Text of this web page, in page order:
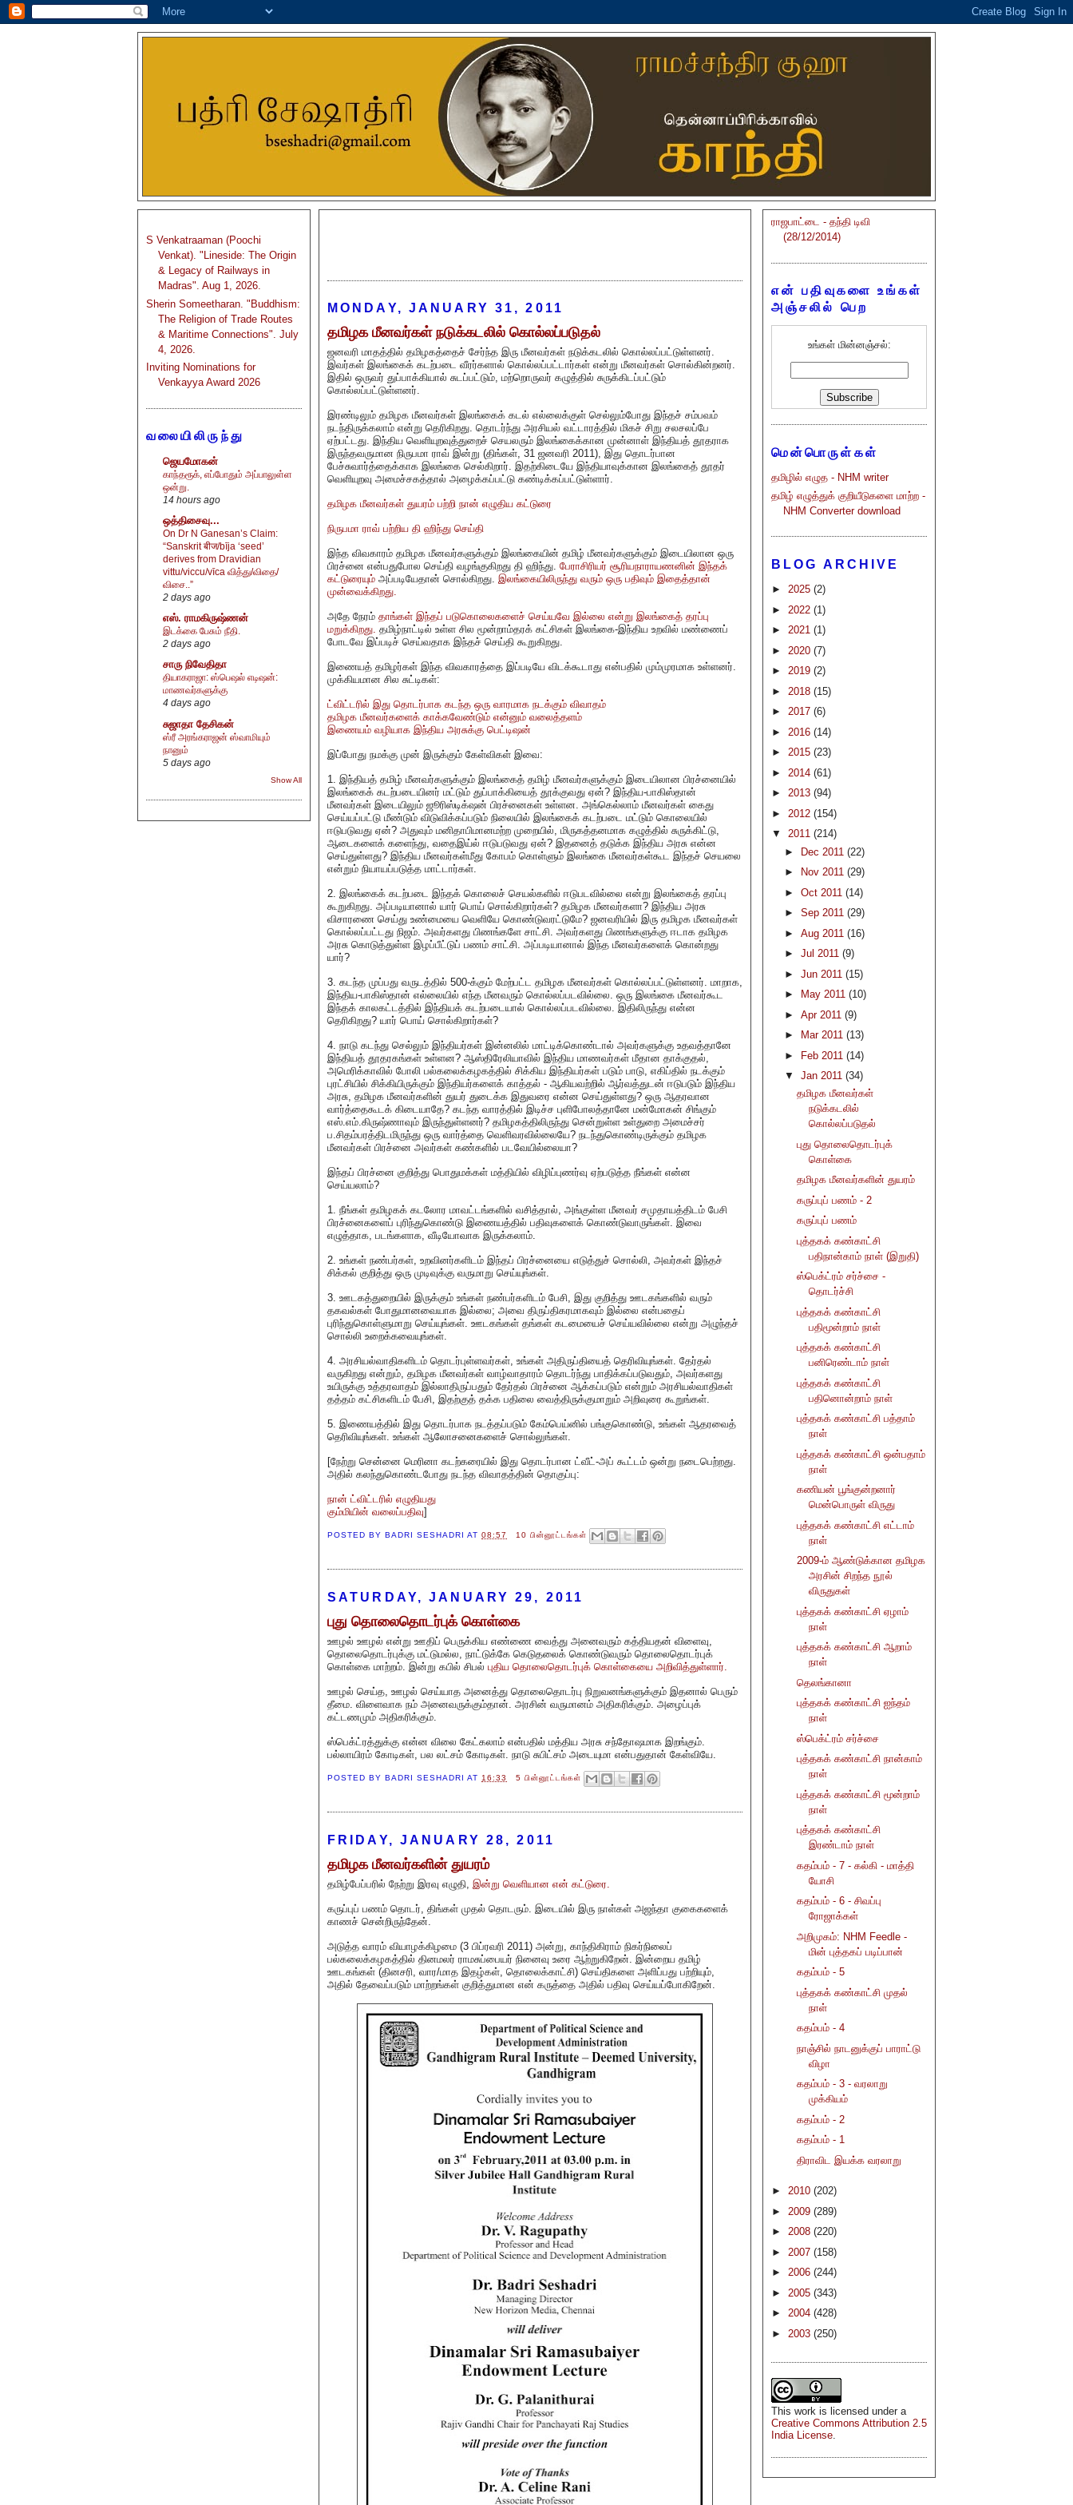
S Venkatraaman (Poochi
Venkat). "Lineside: The Origin
& Legacy of Railways in
Madras". Aug 1, 2026.
Sherin Someetharan. "Buddhism:
The Religion of Trade Routes
& Maritime Connections". July
4, 2026.
Inviting Nominations for
Venkayya Award 2026
வலையிலிருந்து
ஜெயமோகன்
காந்தரூக், எப்போதும் அப்பாலுள்ள
ஒன்று.
14 hours ago
ஒத்திசைவு...
On Dr N Ganesan’s Claim:
“Sanskrit बीज/bīja ‘seed’
derives from Dravidian
vittu/viccu/vīca வித்து/விதை/
விசை..”
2 days ago
எஸ். ராமகிருஷ்ணன்
இடக்கை பேசும் நீதி.
2 days ago
சாரு நிவேதிதா
தியாகராஜா: ஸ்பெஷல் எடிஷன்:
மாணவர்களுக்கு
4 days ago
சுஜாதா தேசிகன்
ஸ்ரீ அரங்கராஜன் ஸ்வாமியும்
நானும்
5 days ago
Show All
MONDAY, JANUARY 31, 2011
தமிழக மீனவர்கள் நடுக்கடலில் கொல்லப்படுதல்
ஜனவரி மாதத்தில் தமிழகத்தைச் சேர்ந்த இரு மீனவர்கள் நடுக்கடலில் கொல்லப்பட்டுள்ளனர்.
இவர்கள் இலங்கைக் கடற்படை வீரர்களால் கொல்லப்பட்டார்கள் என்று மீனவர்கள் சொல்கின்றனர்.
இதில் ஒருவர் துப்பாக்கியால் சுடப்பட்டும், மற்றொருவர் கழுத்தில் சுருக்கிடப்பட்டும்
கொல்லப்பட்டுள்ளனர்.
இரண்டிலும் தமிழக மீனவர்கள் இலங்கைக் கடல் எல்லைக்குள் செல்லும்போது இந்தச் சம்பவம்
நடந்திருக்கலாம் என்று தெரிகிறது. தொடர்ந்து அரசியல் வட்டாரத்தில் மிகச் சிறு சலசலப்பே
ஏற்பட்டது. இந்திய வெளியுறவுத்துறைச் செயலரும் இலங்கைக்கான முன்னாள் இந்தியத் தூதராக
இருந்தவருமான நிருபமா ராவ் இன்று (திங்கள், 31 ஜனவரி 2011), இது தொடர்பான
பேச்சுவார்த்தைக்காக இலங்கை செல்கிறார். இதற்கிடையே இந்தியாவுக்கான இலங்கைத் தூதர்
வெளியுறவு அமைச்சகத்தால் அழைக்கப்பட்டு கண்டிக்கப்பட்டுள்ளார்.
தமிழக மீனவர்கள் துயரம் பற்றி நான் எழுதிய கட்டுரை
நிருபமா ராவ் பற்றிய தி ஹிந்து செய்தி
இந்த விவகாரம் தமிழக மீனவர்களுக்கும் இலங்கையின் தமிழ் மீனவர்களுக்கும் இடையிலான ஒரு
பிரச்னை என்பதுபோல செய்தி வழங்குகிறது தி ஹிந்து. பேராசிரியர் சூரியநாராயணனின் இந்தக்
கட்டுரையும் அப்படியேதான் சொல்கிறது. இலங்கையிலிருந்து வரும் ஒரு பதிவும் இதைத்தான்
முன்வைக்கிறது.
அதே நேரம் தாங்கள் இந்தப் படுகொலைகளைச் செய்யவே இல்லை என்று இலங்கைத் தரப்பு
மறுக்கிறது. தமிழ்நாட்டில் உள்ள சில மூன்றாம்தரக் கட்சிகள் இலங்கை-இந்திய உறவில் மண்ணைப்
போடவே இப்படிச் செய்வதாக இந்தச் செய்தி கூறுகிறது.
இணையத் தமிழர்கள் இந்த விவகாரத்தை இப்படியே விடக்கூடாது என்பதில் மும்முரமாக உள்ளனர்.
முக்கியமான சில சுட்டிகள்:
ட்விட்டரில் இது தொடர்பாக கடந்த ஒரு வாரமாக நடக்கும் விவாதம்
தமிழக மீனவர்களைக் காக்கவேண்டும் என்னும் வலைத்தளம்
இணையம் வழியாக இந்திய அரசுக்கு பெட்டிஷன்
இப்போது நமக்கு முன் இருக்கும் கேள்விகள் இவை:
1. இந்தியத் தமிழ் மீனவர்களுக்கும் இலங்கைத் தமிழ் மீனவர்களுக்கும் இடையிலான பிரச்னையில்
இலங்கைக் கடற்படையினர் மட்டும் துப்பாக்கியைத் தூக்குவது ஏன்? இந்திய-பாகிஸ்தான்
மீனவர்கள் இடையிலும் ஜூரிஸ்டிக்‌ஷன் பிரச்னைகள் உள்ளன. அங்கெல்லாம் மீனவர்கள் கைது
செய்யப்பட்டு மீண்டும் விடுவிக்கப்படும் நிலையில் இலங்கைக் கடற்படை மட்டும் கொலையில்
ஈடுபடுவது ஏன்? அதுவும் மனிதாபிமானமற்ற முறையில், மிருகத்தனமாக கழுத்தில் சுருக்கிட்டு,
ஆடைகளைக் களைந்து, வதைஇய்ல் ஈடுபடுவது ஏன்? இதனைத் தடுக்க இந்திய அரசு என்ன
செய்துள்ளது? இந்திய மீனவர்கள்மீது கோபம் கொள்ளும் இலங்கை மீனவர்கள்கூட இந்தச் செயலை
என்றும் நியாயப்படுத்த மாட்டார்கள்.
2. இலங்கைக் கடற்படை இந்தக் கொலைச் செயல்களில் ஈடுபடவில்லை என்று இலங்கைத் தரப்பு
கூறுகிறது. அப்படியானால் யார் பொய் சொல்கிறார்கள்? தமிழக மீனவர்களா? இந்திய அரசு
விசாரணை செய்து உண்மையை வெளியே கொண்டுவரட்டுமே? ஜனவரியில் இரு தமிழக மீனவர்கள்
கொல்லப்பட்டது நிஜம். அவர்களது பிணங்களே சாட்சி. அவர்களது பிணங்களுக்கு ஈடாக தமிழக
அரசு கொடுத்துள்ள இழப்பீட்டுப் பணம் சாட்சி. அப்படியானால் இந்த மீனவர்களைக் கொன்றது
யார்?
3. கடந்த முப்பது வருடத்தில் 500-க்கும் மேற்பட்ட தமிழக மீனவர்கள் கொல்லப்பட்டுள்ளனர். மாறாக,
இந்திய-பாகிஸ்தான் எல்லையில் எந்த மீனவரும் கொல்லப்படவில்லை. ஒரு இலங்கை மீனவர்கூட
இந்தக் காலகட்டத்தில் இந்தியக் கடற்படையால் கொல்லப்படவில்லை. இதிலிருந்து என்ன
தெரிகிறது? யார் பொய் சொல்கிறார்கள்?
4. நாடு கடந்து செல்லும் இந்தியர்கள் இன்னலில் மாட்டிக்கொண்டால் அவர்களுக்கு உதவத்தானே
இந்தியத் தூதரகங்கள் உள்ளன? ஆஸ்திரேலியாவில் இந்திய மாணவர்கள் மீதான தாக்குதல்,
அமெரிக்காவில் போலி பல்கலைக்கழகத்தில் சிக்கிய இந்தியர்கள் படும் பாடு, எகிப்தில் நடக்கும்
புரட்சியில் சிக்கியிருக்கும் இந்தியர்களைக் காத்தல் - ஆகியவற்றில் ஆர்வத்துடன் ஈடுபடும் இந்திய
அரசு, தமிழக மீனவர்களின் துயர் துடைக்க இதுவரை என்ன செய்துள்ளது? ஒரு ஆதரவான
வார்த்தைகூடக் கிடையாதே? கடந்த வாரத்தில் இடிச்ச புளிபோலத்தானே மன்மோகன் சிங்கும்
எஸ்.எம்.கிருஷ்ணாவும் இருந்துள்ளனர்? தமிழகத்திலிருந்து சென்றுள்ள உள்துறை அமைச்சர்
ப.சிதம்பரத்திடமிருந்து ஒரு வார்த்தை வெளிவரவில்லையே? நடந்துகொண்டிருக்கும் தமிழக
மீனவர்கள் பிரச்னை அவர்கள் கண்களில் படவேயில்லையா?
இந்தப் பிரச்னை குறித்து பொதுமக்கள் மத்தியில் விழிப்புணர்வு ஏற்படுத்த நீங்கள் என்ன
செய்யலாம்?
1. நீங்கள் தமிழகக் கடலோர மாவட்டங்களில் வசித்தால், அங்குள்ள மீனவர் சமுதாயத்திடம் பேசி
பிரச்னைகளைப் புரிந்துகொண்டு இணையத்தில் பதிவுகளைக் கொண்டுவாருங்கள். இவை
எழுத்தாக, படங்களாக, வீடியோவாக இருக்கலாம்.
2. உங்கள் நண்பர்கள், உறவினர்களிடம் இந்தப் பிரச்னையை எடுத்துச் சொல்லி, அவர்கள் இந்தச்
சிக்கல் குறித்து ஒரு முடிவுக்கு வருமாறு செய்யுங்கள்.
3. ஊடகத்துறையில் இருக்கும் உங்கள் நண்பர்களிடம் பேசி, இது குறித்து ஊடகங்களில் வரும்
தகவல்கள் போதுமானவையாக இல்லை; அவை திருப்திகரமாகவும் இல்லை என்பதைப்
புரிந்துகொள்ளுமாறு செய்யுங்கள். ஊடகங்கள் தங்கள் கடமையைச் செய்யவில்லை என்று அழுந்தச்
சொல்லி உறைக்கவையுங்கள்.
4. அரசியல்வாதிகளிடம் தொடர்புள்ளவர்கள், உங்கள் அதிருப்தியைத் தெரிவியுங்கள். தேர்தல்
வருகிறது என்றும், தமிழக மீனவர்கள் வாழ்வாதாரம் தொடர்ந்து பாதிக்கப்படுவதும், அவர்களது
உயிருக்கு உத்தரவாதம் இல்லாதிருப்பதும் தேர்தல் பிரச்னை ஆக்கப்படும் என்றும் அரசியல்வாதிகள்
தத்தம் கட்சிகளிடம் பேசி, இதற்குத் தக்க பதிலை வைத்திருக்குமாறும் அறிவுரை கூறுங்கள்.
5. இணையத்தில் இது தொடர்பாக நடத்தப்படும் கேம்பெய்னில் பங்குகொண்டு, உங்கள் ஆதரவைத்
தெரிவியுங்கள். உங்கள் ஆலோசனைகளைச் சொல்லுங்கள்.
[நேற்று சென்னை மெரினா கடற்கரையில் இது தொடர்பான ட்வீட்-அப் கூட்டம் ஒன்று நடைபெற்றது.
அதில் கலந்துகொண்டபோது நடந்த விவாதத்தின் தொகுப்பு:
நான் ட்விட்டரில் எழுதியது
கும்மியின் வலைப்பதிவு]
POSTED BY BADRI SESHADRI AT08:57 10 பின்னூட்டங்கள்
SATURDAY, JANUARY 29, 2011
புது தொலைதொடர்புக் கொள்கை
ஊழல் ஊழல் என்று ஊதிப் பெருக்கிய எண்ணை வைத்து அனைவரும் கத்தியதன் விளைவு,
தொலைதொடர்புக்கு மட்டுமல்ல, நாட்டுக்கே கெடுதலைக் கொண்டுவரும் தொலைதொடர்புக்
கொள்கை மாற்றம். இன்று கபில் சிபல் புதிய தொலைதொடர்புக் கொள்கையை அறிவித்துள்ளார்.
ஊழல் செய்த, ஊழல் செய்யாத அனைத்து தொலைதொடர்பு நிறுவனங்களுக்கும் இதனால் பெரும்
தீமை. விளைவாக நம் அனைவருக்கும்தான். அரசின் வருமானம் அதிகரிக்கும். அழைப்புக்
கட்டணமும் அதிகரிக்கும்.
ஸ்பெக்ட்ரத்துக்கு என்ன விலை கேட்கலாம் என்பதில் மத்திய அரசு சந்தோஷமாக இறங்கும்.
பல்லாயிரம் கோடிகள், பல லட்சம் கோடிகள். நாடு சுபிட்சம் அடையுமா என்பதுதான் கேள்வியே.
POSTED BY BADRI SESHADRI AT16:33 5 பின்னூட்டங்கள்
FRIDAY, JANUARY 28, 2011
தமிழக மீனவர்களின் துயரம்
தமிழ்பேப்பரில் நேற்று இரவு எழுதி, இன்று வெளியான என் கட்டுரை.
கருப்புப் பணம் தொடர், திங்கள் முதல் தொடரும். இடையில் இரு நாள்கள் அஜந்தா குகைகளைக்
காணச் சென்றிருந்தேன்.
அடுத்த வாரம் வியாழக்கிழமை (3 பிப்ரவரி 2011) அன்று, காந்திகிராம் நிகர்நிலைப்
பல்கலைக்கழகத்தில் தினமலர் ராமசுப்பையர் நினைவு உரை ஆற்றுகிறேன். இன்றைய தமிழ்
ஊடகங்கள் (தினசரி, வார/மாத இதழ்கள், தொலைக்காட்சி) செய்திகளை அளிப்பது பற்றியும்,
அதில் தேவைப்படும் மாற்றங்கள் குறித்துமான என் கருத்தை அதில் பதிவு செய்யப்போகிறேன்.
ராஜபாட்டை - தந்தி டிவி
(28/12/2014)
என் பதிவுகளை உங்கள்
அஞ்சலில் பெற
உங்கள் மின்னஞ்சல்:
மென்பொருள்கள்
தமிழில் எழுத - NHM writer
தமிழ் எழுத்துக் குறியீடுகளை மாற்ற -
NHM Converter download
BLOG ARCHIVE
► 2025 (2)
► 2022 (1)
► 2021 (1)
► 2020 (7)
► 2019 (2)
► 2018 (15)
► 2017 (6)
► 2016 (14)
► 2015 (23)
► 2014 (61)
► 2013 (94)
► 2012 (154)
▼ 2011 (214)
► Dec 2011 (22)
►
Nov 2011 (29)
► Oct 2011 (14)
► Sep 2011 (29)
► Aug 2011 (16)
► Jul 2011 (9)
► Jun 2011 (15)
►
May 2011 (10)
► Apr 2011 (9)
►
Mar 2011 (13)
► Feb 2011 (14)
▼ Jan 2011 (34)
தமிழக மீனவர்கள்
நடுக்கடலில்
கொல்லப்படுதல்
புது தொலைதொடர்புக்
கொள்கை
தமிழக மீனவர்களின் துயரம்
கருப்புப் பணம் - 2
கருப்புப் பணம்
புத்தகக் கண்காட்சி
பதிநான்காம் நாள் (இறுதி)
ஸ்பெக்ட்ரம் சர்ச்சை -
தொடர்ச்சி
புத்தகக் கண்காட்சி
பதிமூன்றாம் நாள்
புத்தகக் கண்காட்சி
பனிரெண்டாம் நாள்
புத்தகக் கண்காட்சி
பதினொன்றாம் நாள்
புத்தகக் கண்காட்சி பத்தாம்
நாள்
புத்தகக் கண்காட்சி ஒன்பதாம்
நாள்
கணியன் பூங்குன்றனார்
மென்பொருள் விருது
புத்தகக் கண்காட்சி எட்டாம்
நாள்
2009-ம் ஆண்டுக்கான தமிழக
அரசின் சிறந்த நூல்
விருதுகள்
புத்தகக் கண்காட்சி ஏழாம்
நாள்
புத்தகக் கண்காட்சி ஆறாம்
நாள்
தெலங்கானா
புத்தகக் கண்காட்சி ஐந்தம்
நாள்
ஸ்பெக்ட்ரம் சர்ச்சை
புத்தகக் கண்காட்சி நான்காம்
நாள்
புத்தகக் கண்காட்சி மூன்றாம்
நாள்
புத்தகக் கண்காட்சி
இரண்டாம் நாள்
கதம்பம் - 7 - கல்கி - மாத்தி
யோசி
கதம்பம் - 6 - சிவப்பு
ரோஜாக்கள்
அறிமுகம்: NHM Feedle -
மின் புத்தகப் படிப்பான்
கதம்பம் - 5
புத்தகக் கண்காட்சி முதல்
நாள்
கதம்பம் - 4
நாஞ்சில் நாடனுக்குப் பாராட்டு
விழா
கதம்பம் - 3 - வரலாறு
முக்கியம்
கதம்பம் - 2
கதம்பம் - 1
திராவிட இயக்க வரலாறு
► 2010 (202)
► 2009 (289)
► 2008 (220)
► 2007 (158)
► 2006 (244)
► 2005 (343)
► 2004 (428)
► 2003 (250)
This work is licensed under a
Creative Commons Attribution 2.5
India License.